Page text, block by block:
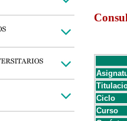
Ciclo
Curso